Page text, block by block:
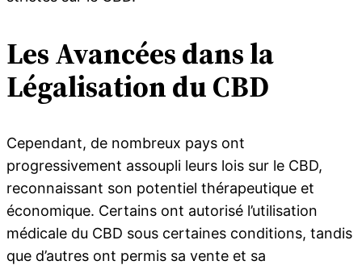
Les Avancées dans la
Légalisation du CBD
Cependant, de nombreux pays ont
progressivement assoupli leurs lois sur le CBD,
reconnaissant son potentiel thérapeutique et
économique. Certains ont autorisé l’utilisation
médicale du CBD sous certaines conditions, tandis
que d’autres ont permis sa vente et sa